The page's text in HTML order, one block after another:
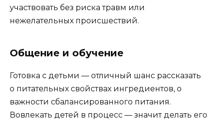
участвовать без риска травм или
нежелательных происшествий.
Общение и обучение
Готовка с детьми — отличный шанс рассказать
о питательных свойствах ингредиентов, о
важности сбалансированного питания.
Вовлекать детей в процесс — значит делать его